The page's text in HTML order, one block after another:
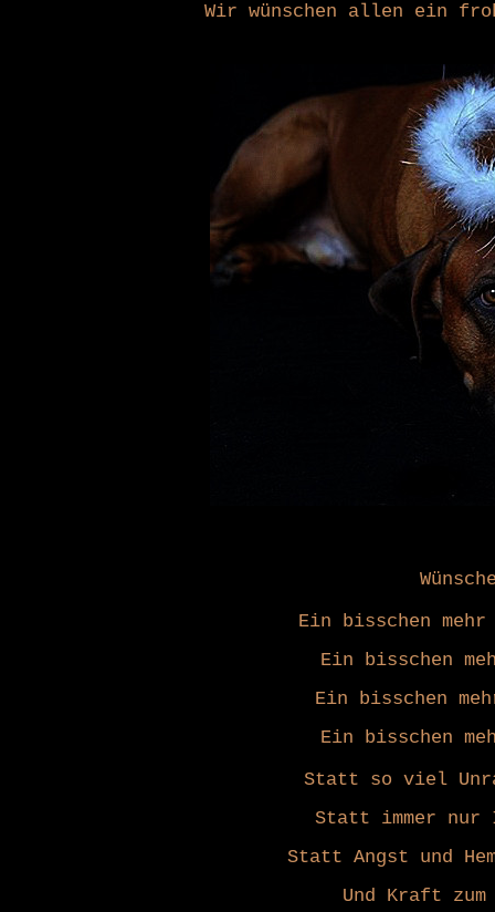
Wir wünschen allen ein
Ein bisschen
Ein bisschen
Ein bisschen
Ein bisschen
Statt so viel
Statt immer nur
Statt Angst und
Und Kraft